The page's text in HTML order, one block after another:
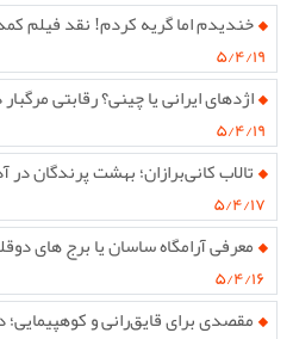
خندیدم اما گریه کردم! نقد فیلم
۵/۴/۱۹
اژدهای ایرانی یا چینی؟ رقابتی
۵/۴/۱۹
تالاب کانی‌برازان؛ بهشت پرندگان در
۵/۴/۱۷
معرفی آرامگاه ساسان یا برج های
۵/۴/۱۶
مقصدی برای قایق‌رانی و